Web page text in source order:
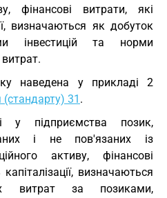
фінансові витрати, які
визначаються як добуток
інвестицій та норми
витрат.
наведена у прикладі 2
31 .
у підприємства позик,
і не пов'язаних із
активу, фінансові
визначаються
витрат за позиками,